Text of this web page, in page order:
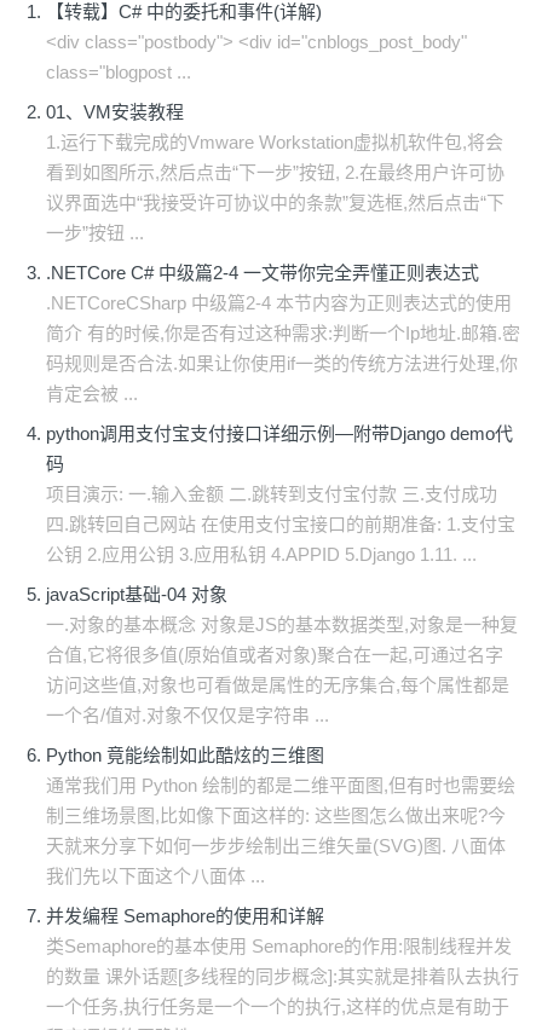
【转载】C# 中的委托和事件(详解)
<div class="postbody"> <div id="cnblogs_post_body"
class="blogpost ...
01、VM安装教程
1.运行下载完成的Vmware Workstation虚拟机软件包,将会
看到如图所示,然后点击“下一步”按钮, 2.在最终用户许可协
议界面选中“我接受许可协议中的条款”复选框,然后点击“下
一步”按钮 ...
.NETCore C# 中级篇2-4 一文带你完全弄懂正则表达式
.NETCoreCSharp 中级篇2-4 本节内容为正则表达式的使用
简介 有的时候,你是否有过这种需求:判断一个Ip地址.邮箱.密
码规则是否合法.如果让你使用if一类的传统方法进行处理,你
肯定会被 ...
python调用支付宝支付接口详细示例—附带Django demo代
码
项目演示: 一.输入金额 二.跳转到支付宝付款 三.支付成功
四.跳转回自己网站 在使用支付宝接口的前期准备: 1.支付宝
公钥 2.应用公钥 3.应用私钥 4.APPID 5.Django 1.11. ...
javaScript基础-04 对象
一.对象的基本概念 对象是JS的基本数据类型,对象是一种复
合值,它将很多值(原始值或者对象)聚合在一起,可通过名字
访问这些值,对象也可看做是属性的无序集合,每个属性都是
一个名/值对.对象不仅仅是字符串 ...
Python 竟能绘制如此酷炫的三维图
通常我们用 Python 绘制的都是二维平面图,但有时也需要绘
制三维场景图,比如像下面这样的: 这些图怎么做出来呢?今
天就来分享下如何一步步绘制出三维矢量(SVG)图. 八面体
我们先以下面这个八面体 ...
并发编程 Semaphore的使用和详解
类Semaphore的基本使用 Semaphore的作用:限制线程并发
的数量 课外话题[多线程的同步概念]:其实就是排着队去执行
一个任务,执行任务是一个一个的执行,这样的优点是有助于